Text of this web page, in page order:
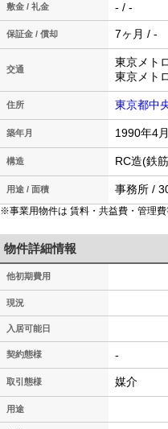
敷金 / 礼金 - / -
保証金 / 償却 7ヶ月 / -
交通
東京メト
東京メト
住所 東京都中
築年月 1990年4月
構造 RC造(鉄
用途 / 面積 事務所 /
※事業用物件は 賃料・共益費・管理
物件詳細情報
他初期費用
現況
入居可能日
契約態様 -
取引態様 媒介
用途